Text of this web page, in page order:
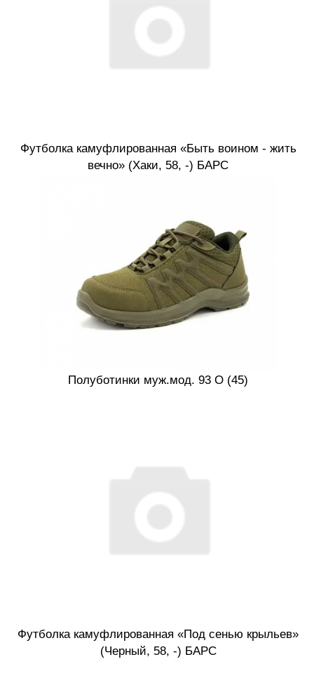
Футболка камуфлированная «Быть воином - жить
вечно» (Хаки, 58, -) БАРС
Полуботинки муж.мод. 93 О (45)
Футболка камуфлированная «Под сенью крыльев»
(Черный, 58, -) БАРС